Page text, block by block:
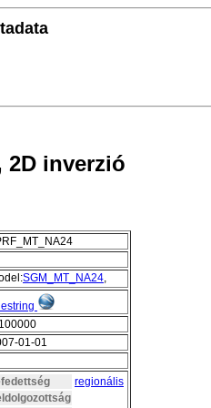
2D inverzió
SGM_MT_NA24,
01-01
regionális